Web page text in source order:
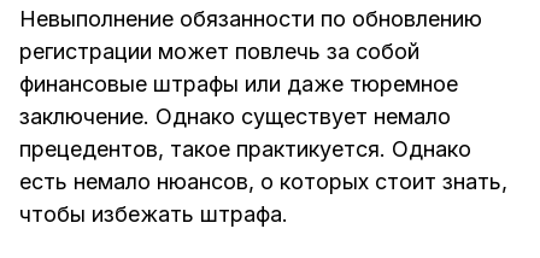
Невыполнение обязанности по обновлению
регистрации может повлечь за собой
финансовые штрафы или даже тюремное
заключение. Однако существует немало
прецедентов, такое практикуется. Однако
есть немало нюансов, о которых стоит знать,
чтобы избежать штрафа.